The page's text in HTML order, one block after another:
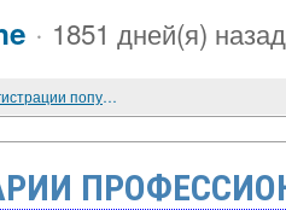
· 1851 дней(я) назад
Почему игровые слоты без регистрации популярны?